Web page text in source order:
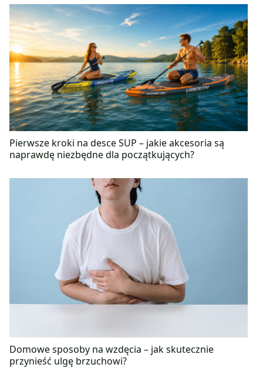
Pierwsze kroki na desce SUP – jakie akcesoria są
naprawdę niezbędne dla początkujących?
Domowe sposoby na wzdęcia – jak skutecznie
przynieść ulgę brzuchowi?